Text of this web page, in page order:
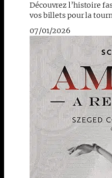
Découvrez l’histoire
vos billets pour la
07/01/2026